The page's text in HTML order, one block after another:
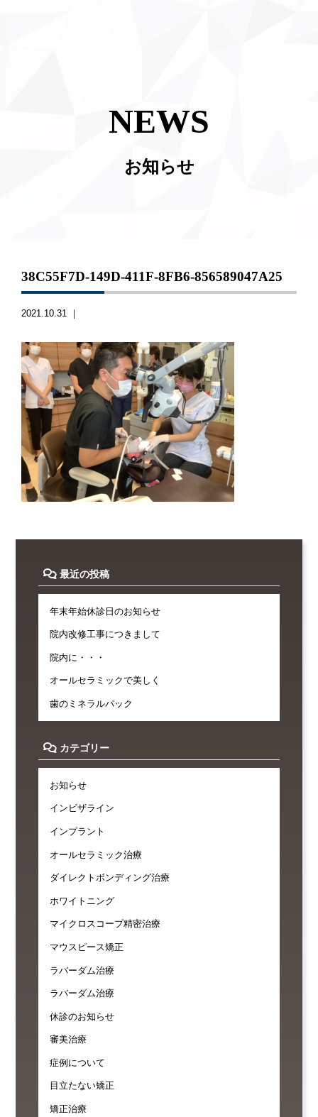
NEWS
お知らせ
38C55F7D-149D-411F-8FB6-856589047A25
2021.10.31 ｜
最近の投稿
年末年始休診日のお知らせ
院内改修工事につきまして
院内に・・・
オールセラミックで美しく
歯のミネラルパック
カテゴリー
お知らせ
インビザライン
インプラント
オールセラミック治療
ダイレクトボンディング治療
ホワイトニング
マイクロスコープ精密治療
マウスピース矯正
ラバーダム治療
ラバーダム治療
休診のお知らせ
審美治療
症例について
目立たない矯正
矯正治療